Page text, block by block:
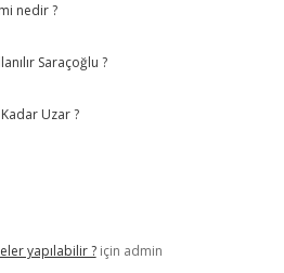
nedir ?
Saraçoğlu ?
Uzar ?
yapılabilir ?için admin